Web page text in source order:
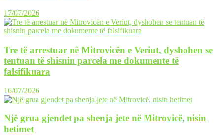
17/07/2026
Tre të arrestuar në Mitrovicën e Veriut, dyshohen se
tentuan të shisnin parcela me dokumente të
falsifikuara
16/07/2026
Një grua gjendet pa shenja jete në Mitrovicë, nisin
hetimet